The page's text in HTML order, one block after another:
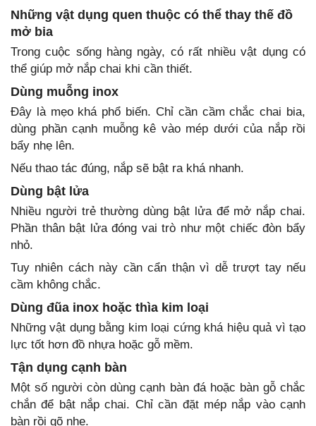
Những vật dụng quen thuộc có thể thay thế đồ
mở bia
Trong cuộc sống hàng ngày, có rất nhiều vật dụng có
thể giúp mở nắp chai khi cần thiết.
Dùng muỗng inox
Đây là mẹo khá phổ biến. Chỉ cần cầm chắc chai bia,
dùng phần cạnh muỗng kê vào mép dưới của nắp rồi
bẩy nhẹ lên.
Nếu thao tác đúng, nắp sẽ bật ra khá nhanh.
Dùng bật lửa
Nhiều người trẻ thường dùng bật lửa để mở nắp chai.
Phần thân bật lửa đóng vai trò như một chiếc đòn bẩy
nhỏ.
Tuy nhiên cách này cần cẩn thận vì dễ trượt tay nếu
cầm không chắc.
Dùng đũa inox hoặc thìa kim loại
Những vật dụng bằng kim loại cứng khá hiệu quả vì tạo
lực tốt hơn đồ nhựa hoặc gỗ mềm.
Tận dụng cạnh bàn
Một số người còn dùng cạnh bàn đá hoặc bàn gỗ chắc
chắn để bật nắp chai. Chỉ cần đặt mép nắp vào cạnh
bàn rồi gõ nhẹ.